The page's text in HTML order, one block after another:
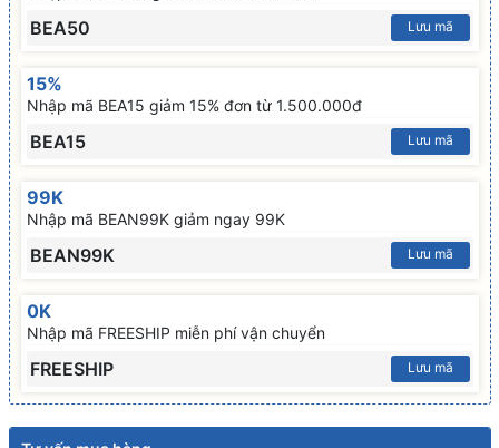
BEA50 Lưu mã
15%
Nhập mã BEA15 giảm 15% đơn từ 1.500.000đ
BEA15 Lưu mã
99K
Nhập mã BEAN99K giảm ngay 99K
BEAN99K Lưu mã
0K
Nhập mã FREESHIP miễn phí vận chuyển
FREESHIP Lưu mã